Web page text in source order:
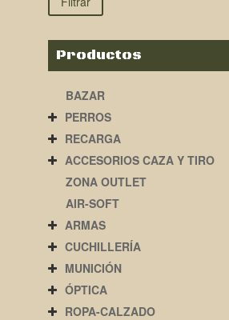
Productos
BAZAR
PERROS
RECARGA
ACCESORIOS CAZA Y TIRO
ZONA OUTLET
AIR-SOFT
ARMAS
CUCHILLERÍA
MUNICIÓN
ÓPTICA
ROPA-CALZADO